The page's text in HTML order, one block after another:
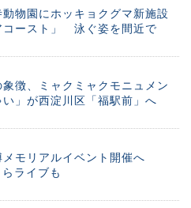
動物園にホッキョクグマ新施設
コースト」 泳ぐ姿を間近で
徴、ミャクミャクモニュメン
い」が西淀川区「福駅前」へ
メモリアルイベント開催へ
ライブも